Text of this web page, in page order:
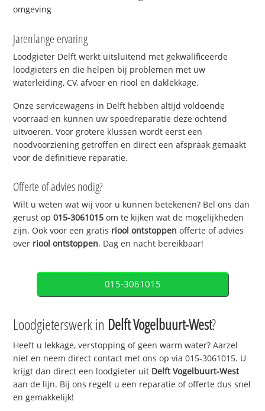
omgeving
Jarenlange ervaring
Loodgieter Delft werkt uitsluitend met gekwalificeerde
loodgieters en die helpen bij problemen met uw
waterleiding, CV, afvoer en riool en daklekkage.
Onze servicewagens in Delft hebben altijd voldoende
voorraad en kunnen uw spoedreparatie deze ochtend
uitvoeren. Voor grotere klussen wordt eerst een
noodvoorziening getroffen en direct een afspraak gemaakt
voor de definitieve reparatie.
Offerte of advies nodig?
Wilt u weten wat wij voor u kunnen betekenen? Bel ons dan
gerust op015-3061015 om te kijken wat de mogelijkheden
zijn. Ook voor een gratis riool ontstoppen offerte of advies
over riool ontstoppen. Dag en nacht bereikbaar!
015-3061015
Loodgieterswerk in Delft Vogelbuurt-West?
Heeft u lekkage, verstopping of geen warm water? Aarzel
niet en neem direct contact met ons op via 015-3061015. U
krijgt dan direct een loodgieter uit Delft Vogelbuurt-West
aan de lijn. Bij ons regelt u een reparatie of offerte dus snel
en gemakkelijk!